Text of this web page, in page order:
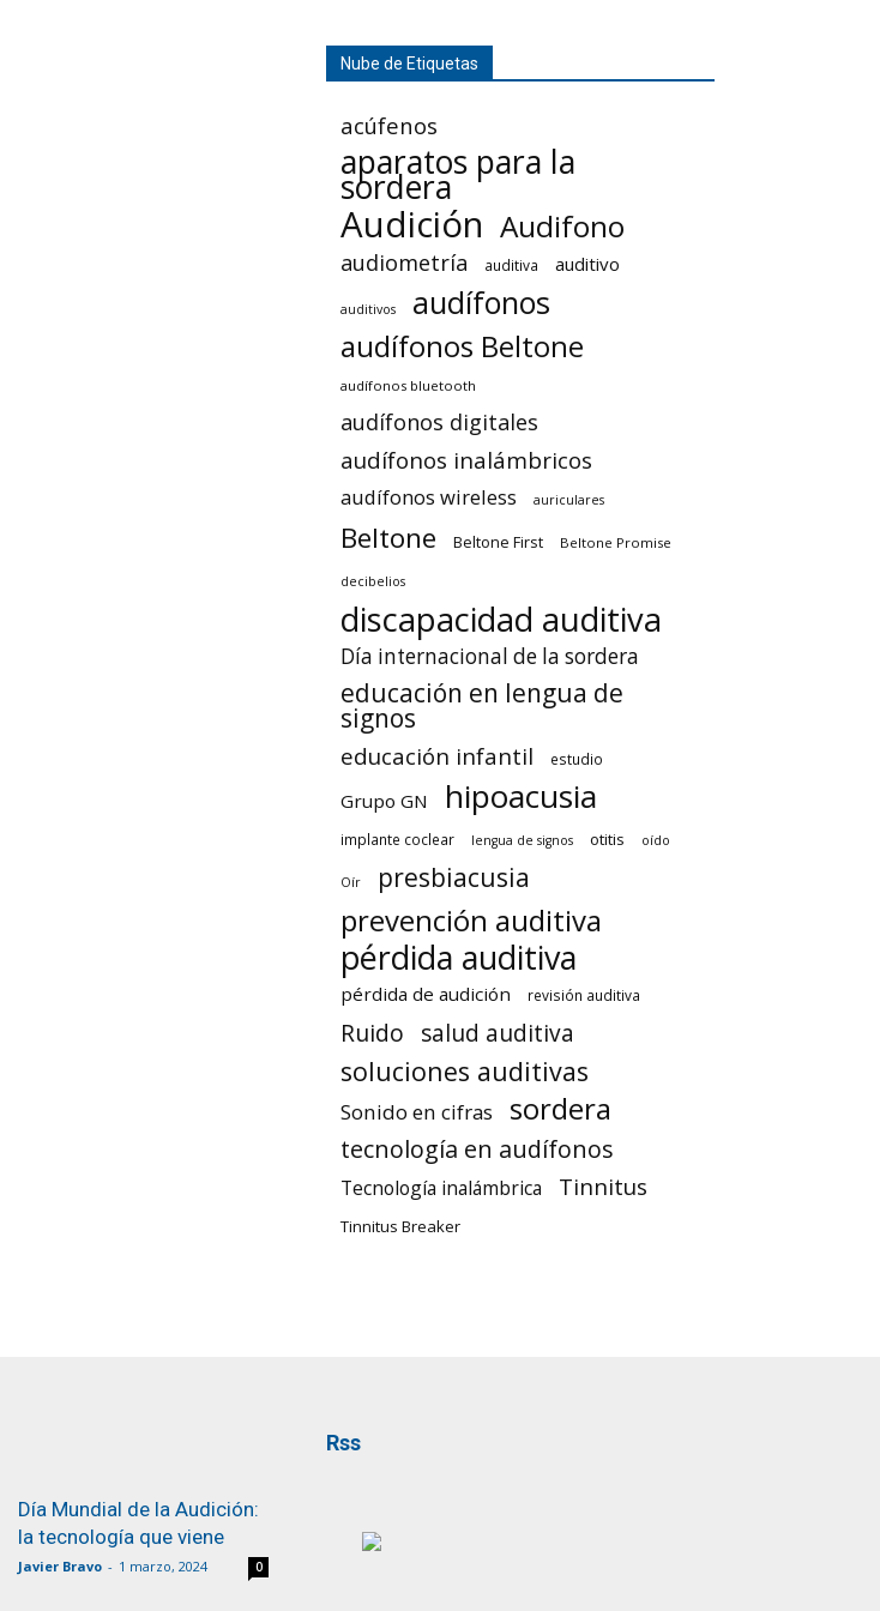
Nube de Etiquetas
acúfenos
aparatos para la
sordera
Audición Audifono
audiometría auditiva auditivo
auditivos audífonos
audífonos Beltone
audífonos bluetooth
audífonos digitales
audífonos inalámbricos
audífonos wireless auriculares
Beltone Beltone First Beltone Promise
decibelios
discapacidad auditiva
Día internacional de la sordera
educación en lengua de
signos
educación infantil estudio
Grupo GN hipoacusia
implante coclear lengua de signos otitis oído
Oír presbiacusia
prevención auditiva
pérdida auditiva
pérdida de audición revisión auditiva
Ruido salud auditiva
soluciones auditivas
Sonido en cifras sordera
tecnología en audífonos
Tecnología inalámbrica Tinnitus
Tinnitus Breaker
Día Mundial de la Audición:
la tecnología que viene
Javier Bravo - 1 marzo, 2024 0
Rss